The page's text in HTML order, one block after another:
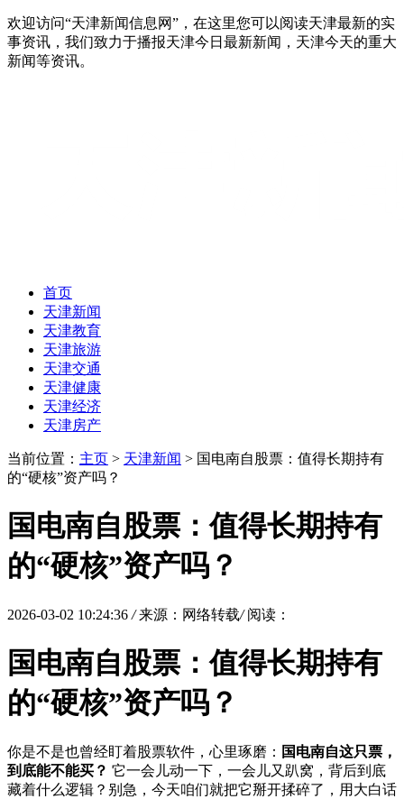
欢迎访问“天津新闻信息网”，在这里您可以阅读天津最新的实
事资讯，我们致力于播报天津今日最新新闻，天津今天的重大
新闻等资讯。
首页
天津新闻
天津教育
天津旅游
天津交通
天津健康
天津经济
天津房产
当前位置： 主页 > 天津新闻 > 国电南自股票：值得长期持有
的“硬核”资产吗？
国电南自股票：值得长期持有
的“硬核”资产吗？
2026-03-02 10:24:36 / 来源：网络转载/ 阅读：
国电南自股票：值得长期持有
的“硬核”资产吗？
你是不是也曾经盯着股票软件，心里琢磨： 国电南自这只票，
到底能不能买？ 它一会儿动一下，一会儿又趴窝，背后到底
藏着什么逻辑？别急，今天咱们就把它掰开揉碎了，用大白话